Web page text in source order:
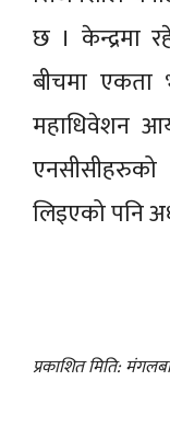
छ । केन्द्रमा
बीचमा एकता
महाधिवेशन
एनसीसीहरुको
लिइएको पनि
प्रकाशित मिति: